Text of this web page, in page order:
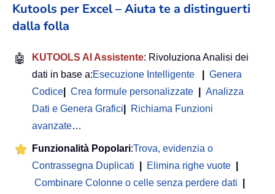
Kutools per Excel – Aiuta te a distinguerti
dalla folla
🤖 KUTOOLS AI Assistente: Rivoluziona Analisi dei
dati in base a:Esecuzione Intelligente
Genera
Codice
Crea formule personalizzate
Analizza
Dati e Genera Grafici
Richiama Funzioni
avanzate…
Funzionalità Popolari:Trova, evidenzia o
Contrassegna Duplicati
Elimina righe vuote
Combinare Colonne o celle senza perdere dati